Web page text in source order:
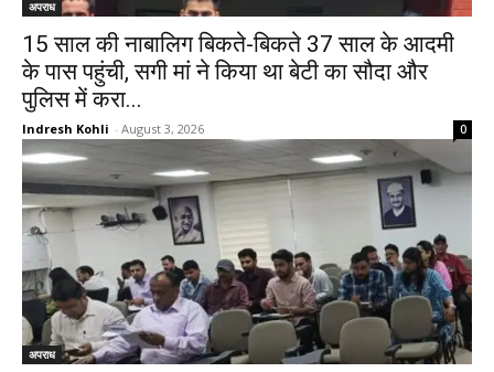
अपराध
15 साल की नाबालिग बिकते-बिकते 37 साल के आदमी
के पास पहुंची, सगी मां ने किया था बेटी का सौदा और
पुलिस में करा...
Indresh Kohli - August 3, 2026 0
अपराध